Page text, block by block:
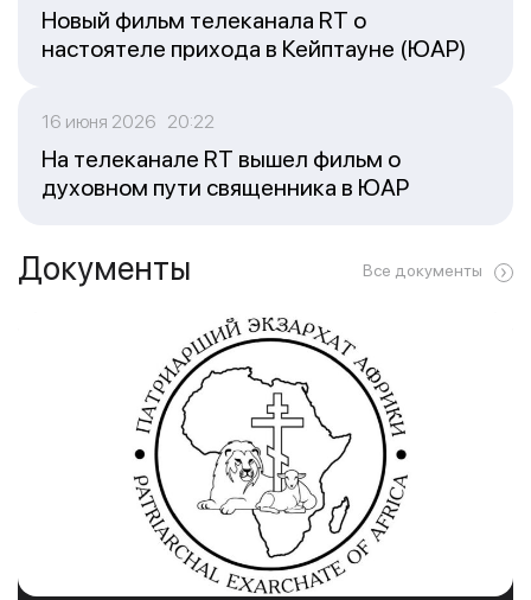
Новый фильм телеканала RT о
настоятеле прихода в Кейптауне (ЮАР)
16 июня 2026 20:22
На телеканале RT вышел фильм о
духовном пути священника в ЮАР
Документы Все документы